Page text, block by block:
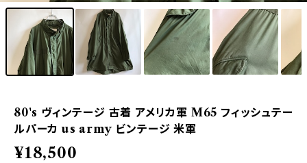
80's ヴィンテージ 古着 アメリカ軍 M65 フィッシュテー
ルパーカ us army ビンテージ 米軍
¥18,500